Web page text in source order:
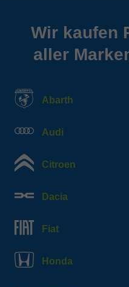
Wir kaufen
aller
Abarth
Audi
Citroen
Dacia
Fiat
Honda